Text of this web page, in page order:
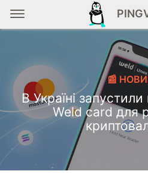
📰
В Україні
Weld card для